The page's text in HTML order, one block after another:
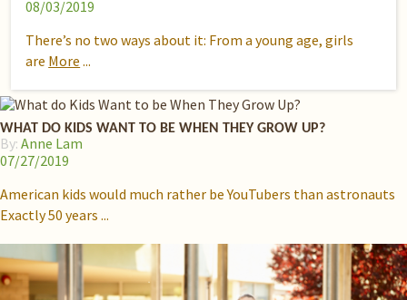
08/03/2019
There’s no two ways about it: From a young age, girls
are More
WHAT DO KIDS WANT TO BE WHEN THEY GROW UP?
By: Anne Lam
07/27/2019
American kids would much rather be YouTubers than astronauts
Exactly 50 years